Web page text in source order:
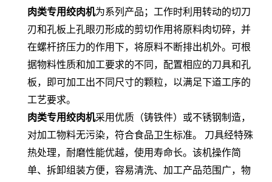
肉类专用绞肉机为系列产品；工作时利用转动的切刀
刃和孔板上孔眼刃形成的剪切作用将原料肉切碎，并
在螺杆挤压力的作用下，将原料不断排出机外。可根
据物料性质和加工要求的不同，配置相应的刀具和孔
板，即可加工出不同尺寸的颗粒，以满足下道工序的
工艺要求。
肉类专用绞肉机采用优质（铸铁件）或不锈钢制造，
对加工物料无污染，符合食品卫生标准。 刀具经特殊
热处理，耐磨性能优越，使用寿命长。该机操作简
单、拆卸组装方便，容易清洗、加工产品范围广，物